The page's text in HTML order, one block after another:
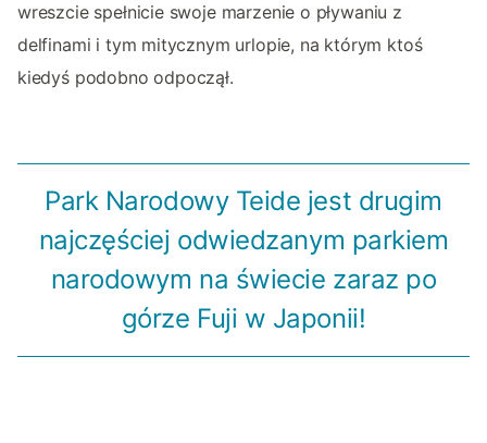
wreszcie spełnicie swoje marzenie o pływaniu z
delfinami i tym mitycznym urlopie, na którym ktoś
kiedyś podobno odpoczął.
Park Narodowy Teide jest drugim
najczęściej odwiedzanym parkiem
narodowym na świecie zaraz po
górze Fuji w Japonii!